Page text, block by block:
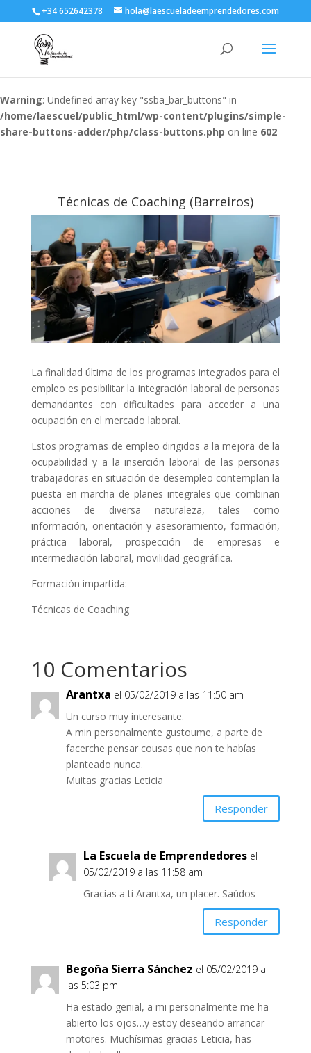
+34 652642378 hola@laescueladeemprendedores.com
Warning: Undefined array key "ssba_bar_buttons" in
/home/laescuel/public_html/wp-content/plugins/simple-
share-buttons-adder/php/class-buttons.php on line 602
Técnicas de Coaching (Barreiros)
La finalidad última de los programas integrados para el
empleo es posibilitar la integración laboral de personas
demandantes con dificultades para acceder a una
ocupación en el mercado laboral.
Estos programas de empleo dirigidos a la mejora de la
ocupabilidad y a la inserción laboral de las personas
trabajadoras en situación de desempleo contemplan la
puesta en marcha de planes integrales que combinan
acciones de diversa naturaleza, tales como
información, orientación y asesoramiento, formación,
práctica laboral, prospección de empresas e
intermediación laboral, movilidad geográfica.
Formación impartida:
Técnicas de Coaching
10 Comentarios
Arantxa el 05/02/2019 a las 11:50 am
Un curso muy interesante.
A min personalmente gustoume, a parte de
facerche pensar cousas que non te habías
planteado nunca.
Muitas gracias Leticia
Responder
La Escuela de Emprendedores el
05/02/2019 a las 11:58 am
Gracias a ti Arantxa, un placer. Saúdos
Responder
Begoña Sierra Sánchez el 05/02/2019 a
las 5:03 pm
Ha estado genial, a mi personalmente me ha
abierto los ojos…y estoy deseando arrancar
motores. Muchísimas gracias Leticia, has